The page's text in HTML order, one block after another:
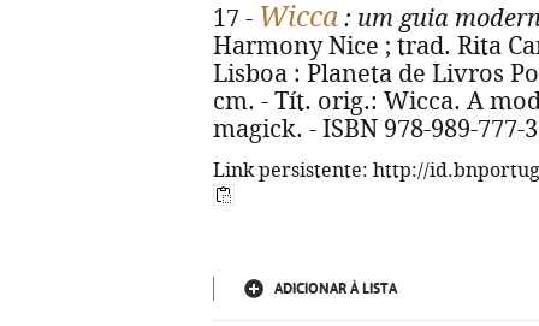
17 - Wicca : um guia
Harmony Nice ; trad. Rita
Lisboa : Planeta de Livros
cm. - Tít. orig.: Wicca. A
magick. - ISBN 978-989-777-
Link persistente: http://
ADICIONAR À LISTA